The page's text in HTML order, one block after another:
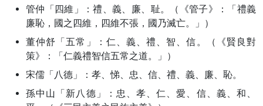
管仲「四維」：禮、義、廉、耻。（《管子》：「禮義
廉恥，國之四維，四維不張，國乃滅亡。」）
董仲舒「五常」：仁、義、禮、智、信。（《賢良對
策》：「仁義禮智信五常之道。」）
宋儒「八德」：孝、悌、忠、信、禮、義、廉、恥。
孫中山「新八德」：忠、孝、仁、愛、信、義、和、